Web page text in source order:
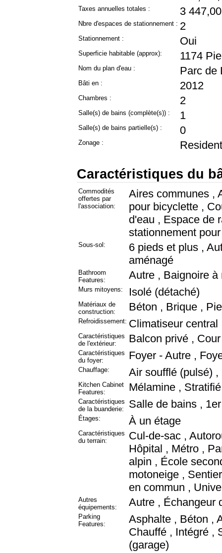
Taxes annuelles totales : 3
Nbre d'espaces de stationnement : 2
Stationnement : Oui
Superficie habitable (approx): 1174
Nom du plan d'eau : Parc de
Bâti en : 2012
Chambres : 2
Salle(s) de bains (complète(s)) : 1
Salle(s) de bains partielle(s) : 0
Zonage :
Caractéristiques du
Commodités
offertes par
l'association:
Aires communes ,
pour bicyclette ,
d'eau , Espace de
stationnement
Sous-sol:
6 pieds et plus ,
aménagé
Bathroom
Features:
Autre , Baignoire
Murs mitoyens: Isolé (détaché)
Matériaux de
construction:
Béton , Brique ,
Refroidissement: Climatiseur
Caractéristiques
de l'extérieur:
Balcon privé ,
Caractéristiques
du foyer:
Foyer - Autre ,
Chauffage: Air soufflé (pulsé)
Kitchen Cabinet
Features:
Mélamine , Stratifié
Caractéristiques
de la buanderie:
Salle de bains ,
Étages: À un étage
Caractéristiques
du terrain:
Cul-de-sac ,
Hôpital , Métro ,
alpin , École
motoneige ,
en commun ,
Autres
équipements:
Autre , Échangeur
Parking
Features:
Asphalte , Béton ,
Chauffé , Intégré ,
(garage)